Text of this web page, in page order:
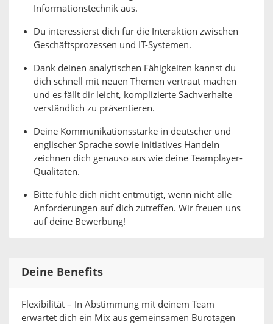
Informationstechnik aus.
Du interessierst dich für die Interaktion zwischen
Geschäftsprozessen und IT-Systemen.
Dank deinen analytischen Fähigkeiten kannst du
dich schnell mit neuen Themen vertraut machen
und es fällt dir leicht, komplizierte Sachverhalte
verständlich zu präsentieren.
Deine Kommunikationsstärke in deutscher und
englischer Sprache sowie initiatives Handeln
zeichnen dich genauso aus wie deine Teamplayer-
Qualitäten.
Bitte fühle dich nicht entmutigt, wenn nicht alle
Anforderungen auf dich zutreffen. Wir freuen uns
auf deine Bewerbung!
Deine Benefits
Flexibilität – In Abstimmung mit deinem Team
erwartet dich ein Mix aus gemeinsamen Bürotagen